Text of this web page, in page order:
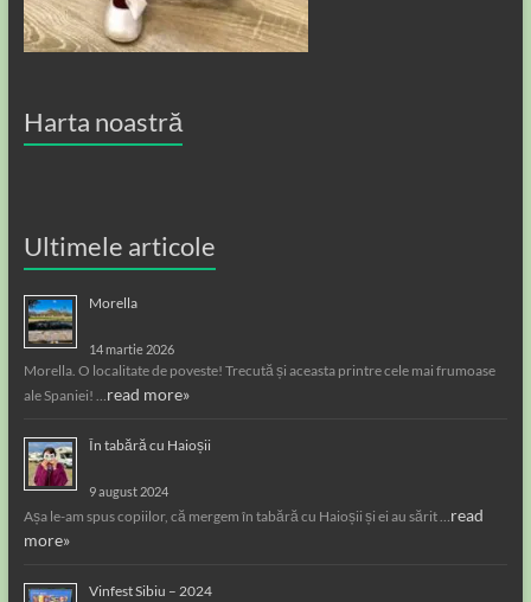
Harta noastră
Ultimele articole
Morella
14 martie 2026
Morella. O localitate de poveste! Trecută și aceasta printre cele mai frumoase
ale Spaniei! …read more»
În tabără cu Haioșii
9 august 2024
Așa le-am spus copiilor, că mergem în tabără cu Haioșii și ei au sărit …read
more»
Vinfest Sibiu – 2024